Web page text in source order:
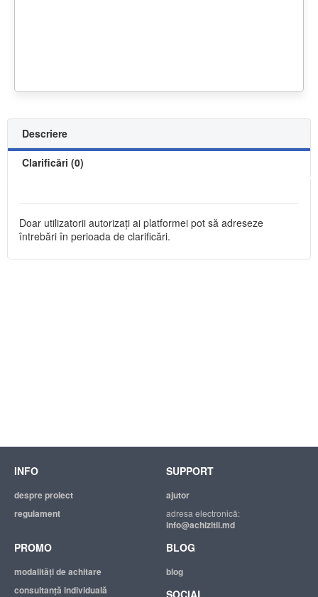
Descriere
Clarificări (0)
Doar utilizatorii autorizați ai platformei pot să adreseze
întrebări în perioada de clarificări.
INFO
despre proiect
regulament
SUPPORT
ajutor
adresa electronică:
info@achizitii.md
PROMO
modalităţi de achitare
consultanță individuală
BLOG
blog
SOCIAL